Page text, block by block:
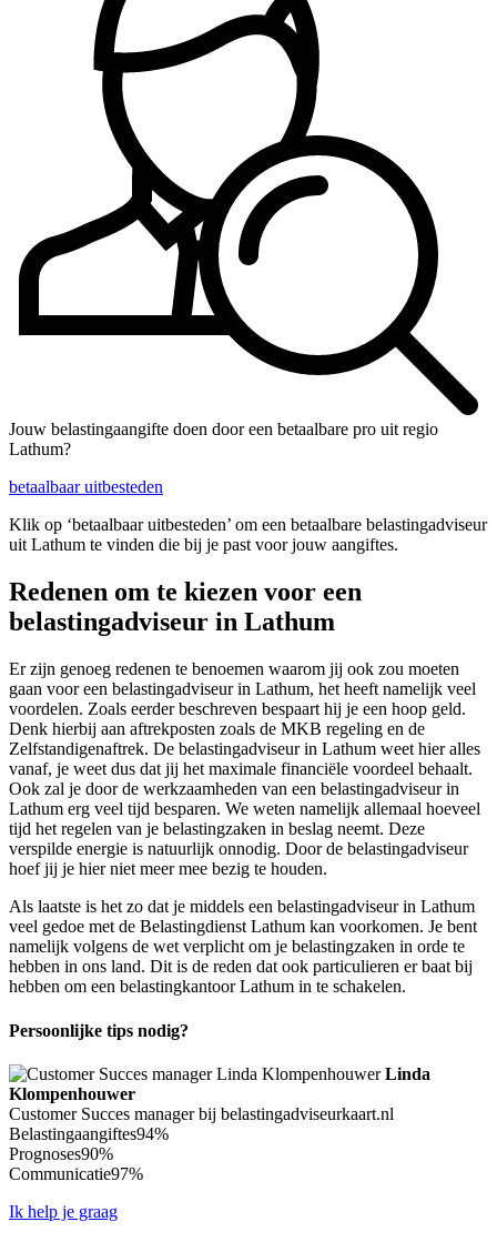
Jouw belastingaangifte doen door een betaalbare pro uit regio
Lathum?
betaalbaar uitbesteden
Klik op ‘betaalbaar uitbesteden’ om een betaalbare belastingadviseur
uit Lathum te vinden die bij je past voor jouw aangiftes.
Redenen om te kiezen voor een
belastingadviseur in Lathum
Er zijn genoeg redenen te benoemen waarom jij ook zou moeten
gaan voor een belastingadviseur in Lathum, het heeft namelijk veel
voordelen. Zoals eerder beschreven bespaart hij je een hoop geld.
Denk hierbij aan aftrekposten zoals de MKB regeling en de
Zelfstandigenaftrek. De belastingadviseur in Lathum weet hier alles
vanaf, je weet dus dat jij het maximale financiële voordeel behaalt.
Ook zal je door de werkzaamheden van een belastingadviseur in
Lathum erg veel tijd besparen. We weten namelijk allemaal hoeveel
tijd het regelen van je belastingzaken in beslag neemt. Deze
verspilde energie is natuurlijk onnodig. Door de belastingadviseur
hoef jij je hier niet meer mee bezig te houden.
Als laatste is het zo dat je middels een belastingadviseur in Lathum
veel gedoe met de Belastingdienst Lathum kan voorkomen. Je bent
namelijk volgens de wet verplicht om je belastingzaken in orde te
hebben in ons land. Dit is de reden dat ook particulieren er baat bij
hebben om een belastingkantoor Lathum in te schakelen.
Persoonlijke tips nodig?
Linda
Klompenhouwer
Customer Succes manager bij belastingadviseurkaart.nl
Belastingaangiftes94%
Prognoses90%
Communicatie97%
Ik help je graag